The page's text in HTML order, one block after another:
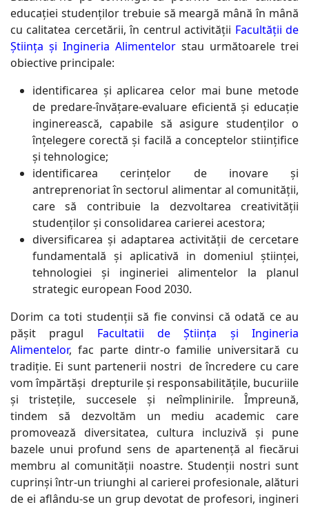
educației studenților trebuie să meargă mână în mână
cu calitatea cercetării, în centrul activității Facultății de
Știința și Ingineria Alimentelor stau următoarele trei
obiective principale:
identificarea și aplicarea celor mai bune metode
de predare-învățare-evaluare eficientă și educație
inginerească, capabile să asigure studenților o
înțelegere corectă și facilă a conceptelor stiințifice
și tehnologice;
identificarea cerințelor de inovare și
antreprenoriat în sectorul alimentar al comunității,
care să contribuie la dezvoltarea creativității
studenților și consolidarea carierei acestora;
diversificarea și adaptarea activității de cercetare
fundamentală și aplicativă in domeniul științei,
tehnologiei și ingineriei alimentelor la planul
strategic european Food 2030.
Dorim ca toti studenții să fie convinsi că odată ce au
pășit pragul Facultatii de Știința și Ingineria
Alimentelor, fac parte dintr-o familie universitară cu
tradiție. Ei sunt partenerii nostri de încredere cu care
vom împărtăși drepturile și responsabilitățile, bucuriile
și tristețile, succesele și neîmplinirile. Împreună,
tindem să dezvoltăm un mediu academic care
promovează diversitatea, cultura incluzivă și pune
bazele unui profund sens de apartenență al fiecărui
membru al comunității noastre. Studenții nostri sunt
cuprinși într-un triunghi al carierei profesionale, alături
de ei aflându-se un grup devotat de profesori, ingineri